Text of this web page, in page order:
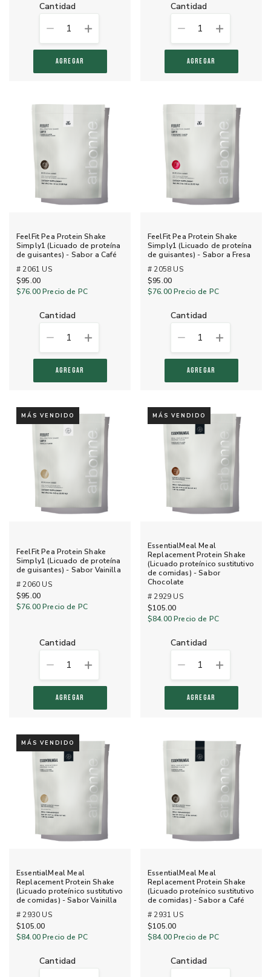
cantidad
1
AGREGAR
cantidad
1
AGREGAR
FeelFit Pea Protein Shake
Simply1 (Licuado de proteína
de guisantes) - Sabor a Café
# 2061 US
$95.00
$76.00Precio de PC
cantidad
1
AGREGAR
FeelFit Pea Protein Shake
Simply1 (Licuado de proteína
de guisantes) - Sabor a Fresa
# 2058 US
$95.00
$76.00Precio de PC
cantidad
1
AGREGAR
MÁS VENDIDO
FeelFit Pea Protein Shake
Simply1 (Licuado de proteína
de guisantes) - Sabor Vainilla
# 2060 US
$95.00
$76.00Precio de PC
cantidad
1
AGREGAR
MÁS VENDIDO
EssentialMeal Meal
Replacement Protein Shake
(Licuado proteínico sustitutivo
de comidas) - Sabor
Chocolate
# 2929 US
$105.00
$84.00Precio de PC
cantidad
1
AGREGAR
MÁS VENDIDO
EssentialMeal Meal
Replacement Protein Shake
(Licuado proteínico sustitutivo
de comidas) - Sabor Vainilla
# 2930 US
$105.00
$84.00Precio de PC
cantidad
EssentialMeal Meal
Replacement Protein Shake
(Licuado proteínico sustitutivo
de comidas) - Sabor a Café
# 2931 US
$105.00
$84.00Precio de PC
cantidad